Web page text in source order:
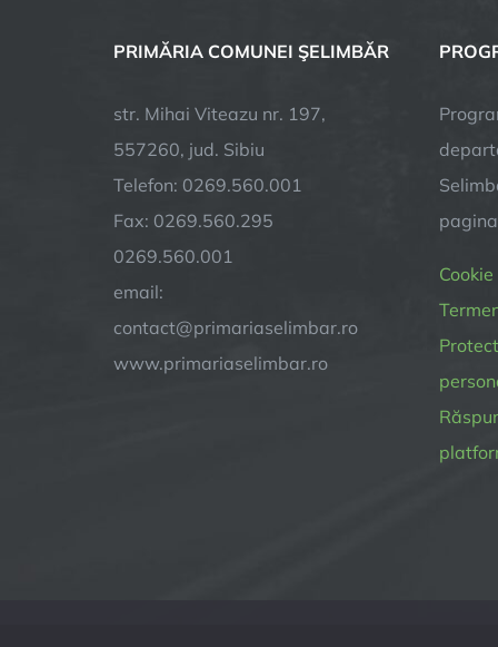
PRIMĂRIA COMUNEI ŞELIMBĂR
str. Mihai Viteazu nr. 197,
557260, jud. Sibiu
Telefon: 0269.560.001
Fax: 0269.560.295
0269.560.001
email:
contact@primariaselimbar.ro
www.primariaselimbar.ro
pagina
Cookie